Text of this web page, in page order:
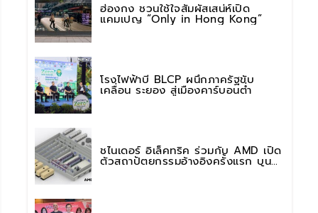
ฮ่องกง ชวนใช้ใจสัมผัสเสน่ห์เปิด
แคมเปญ “Only in Hong Kong”
โรงไฟฟ้าบี BLCP ผนึกภาครัฐขับ
เคลื่อน ระยอง สู่เมืองคาร์บอนต่ำ
ชไนเดอร์ อิเล็คทริค ร่วมกับ AMD เปิด
ตัวสถาปัตยกรรมอ้างอิงครั้งแรก บน
แพลตฟอร์ม “Helios” เร่งการติดตั้งใช้